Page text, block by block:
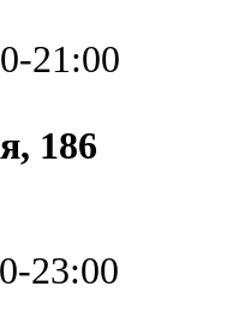
21:00
186
23:00